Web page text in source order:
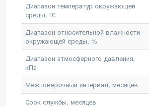
Диапазон температур окружающей
среды, °С
Диапазон относительной влажности
окружающей среды, %
Диапазон атмосферного давления,
кПа
Межповерочный интервал, месяцев
Срок службы, месяцев